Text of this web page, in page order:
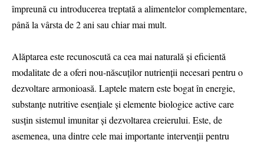
împreună cu introducerea treptată a alimentelor complementare,
până la vârsta de 2 ani sau chiar mai mult.
Alăptarea este recunoscută ca cea mai naturală și eficientă
modalitate de a oferi nou-născuților nutrienții necesari pentru o
dezvoltare armonioasă. Laptele matern este bogat în energie,
substanțe nutritive esențiale și elemente biologice active care
susțin sistemul imunitar și dezvoltarea creierului. Este, de
asemenea, una dintre cele mai importante intervenții pentru